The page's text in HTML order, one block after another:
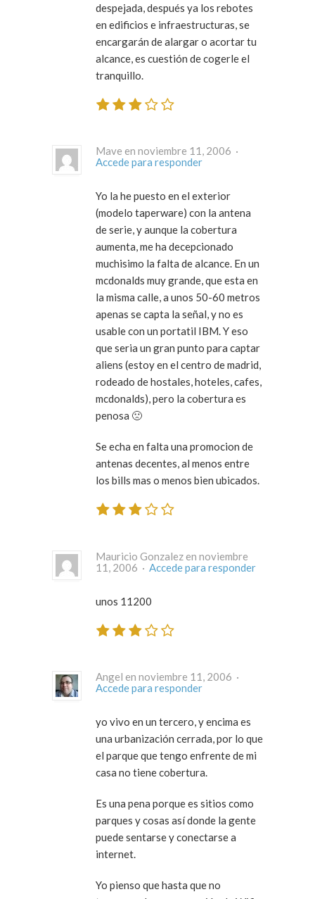
despejada, después ya los rebotes
en edificios e infraestructuras, se
encargarán de alargar o acortar tu
alcance, es cuestión de cogerle el
tranquillo.
Mave en noviembre 11, 2006 ·
Accede para responder
Yo la he puesto en el exterior
(modelo taperware) con la antena
de serie, y aunque la cobertura
aumenta, me ha decepcionado
muchisimo la falta de alcance. En un
mcdonalds muy grande, que esta en
la misma calle, a unos 50-60 metros
apenas se capta la señal, y no es
usable con un portatil IBM. Y eso
que seria un gran punto para captar
aliens (estoy en el centro de madrid,
rodeado de hostales, hoteles, cafes,
mcdonalds), pero la cobertura es
penosa 🙁
Se echa en falta una promocion de
antenas decentes, al menos entre
los bills mas o menos bien ubicados.
Mauricio Gonzalez en noviembre
11, 2006 · Accede para responder
unos 11200
Angel en noviembre 11, 2006 ·
Accede para responder
yo vivo en un tercero, y encima es
una urbanización cerrada, por lo que
el parque que tengo enfrente de mi
casa no tiene cobertura.
Es una pena porque es sitios como
parques y cosas así donde la gente
puede sentarse y conectarse a
internet.
Yo pienso que hasta que no